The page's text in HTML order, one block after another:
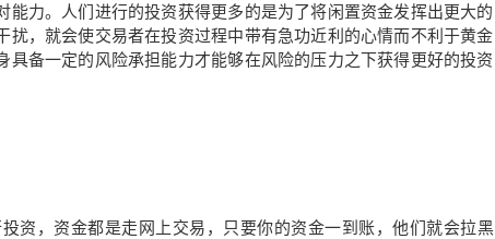
力。人们进行的投资获得更多的是为了将闲置资金发挥出更大的
，就会使交易者在投资过程中带有急功近利的心情而不利于黄金
备一定的风险承担能力才能够在风险的压力之下获得更好的投资
资，资金都是走网上交易，只要你的资金一到账，他们就会拉黑